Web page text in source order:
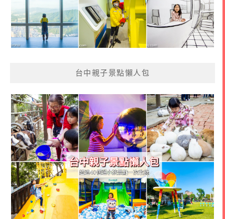
台中親子景點懶人包